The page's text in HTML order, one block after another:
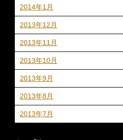
2014年1月
2013年12月
2013年11月
2013年10月
2013年9月
2013年8月
2013年7月